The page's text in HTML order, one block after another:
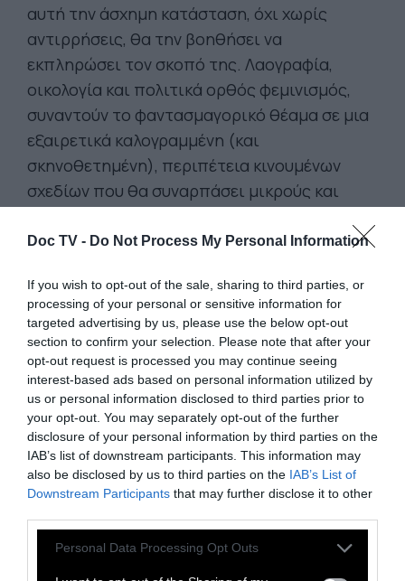
Doc TV - Do Not Process My Personal Information
If you wish to opt-out of the sale, sharing to third parties, or
processing of your personal or sensitive information for
targeted advertising by us, please use the below opt-out
section to confirm your selection. Please note that after your
opt-out request is processed you may continue seeing
interest-based ads based on personal information utilized by
us or personal information disclosed to third parties prior to
your opt-out. You may separately opt-out of the further
disclosure of your personal information by third parties on the
IAB’s list of downstream participants. This information may
also be disclosed by us to third parties on the IAB’s List of
Downstream Participants that may further disclose it to other
Personal Data Processing Opt Outs
αυτή την άσχημη κατάσταση, όχι χωρίς
αντιρρήσεις, θα την βοηθήσει να
εκπληρώσει τον σκοπό της. Λαογραφία,
οικολογία και πολιτικά ορθός φεμινισμός,
συναντούν το φαντασμαγορικό θέαμα σε μια
εξαιρετικά καλογραμμένη (και
σκηνοθετημένη), περιπέτεια κινουμένων
σχεδίων που θα συναρπάσει μικρούς και
που αποτελούν αναπόσπαστο κομμάτι των
άσχημα. Αυτό που λείπει, όπως και στην
περίπτωση του καταπληκτικούΟ Κούμπο και
οι Δυο Χορδέςτης Laica, είναι μια πιο
γενναιόδωρη δόση χιούμορ. Καλό το
κοκοράκι Χέιχεϊ, αλλά λίγο, ενώ το συμπαθές
γουρουνάκι Πούα, έχει πολύ μικρό ρόλο.
Γεμάτη από αναφορές σε πολλές ταινίες της
Ντίσνεϊ, από το επίσης πολυνησιακό Λίλο &
Στιτς, μέχρι το Ψυχρά κι Ανάποδα, το Ράλφ: Η
Επόμενη Πίστα και όλες τις προηγούμενες
ταινίες των δύο συνεργατών, αποτελεί μια